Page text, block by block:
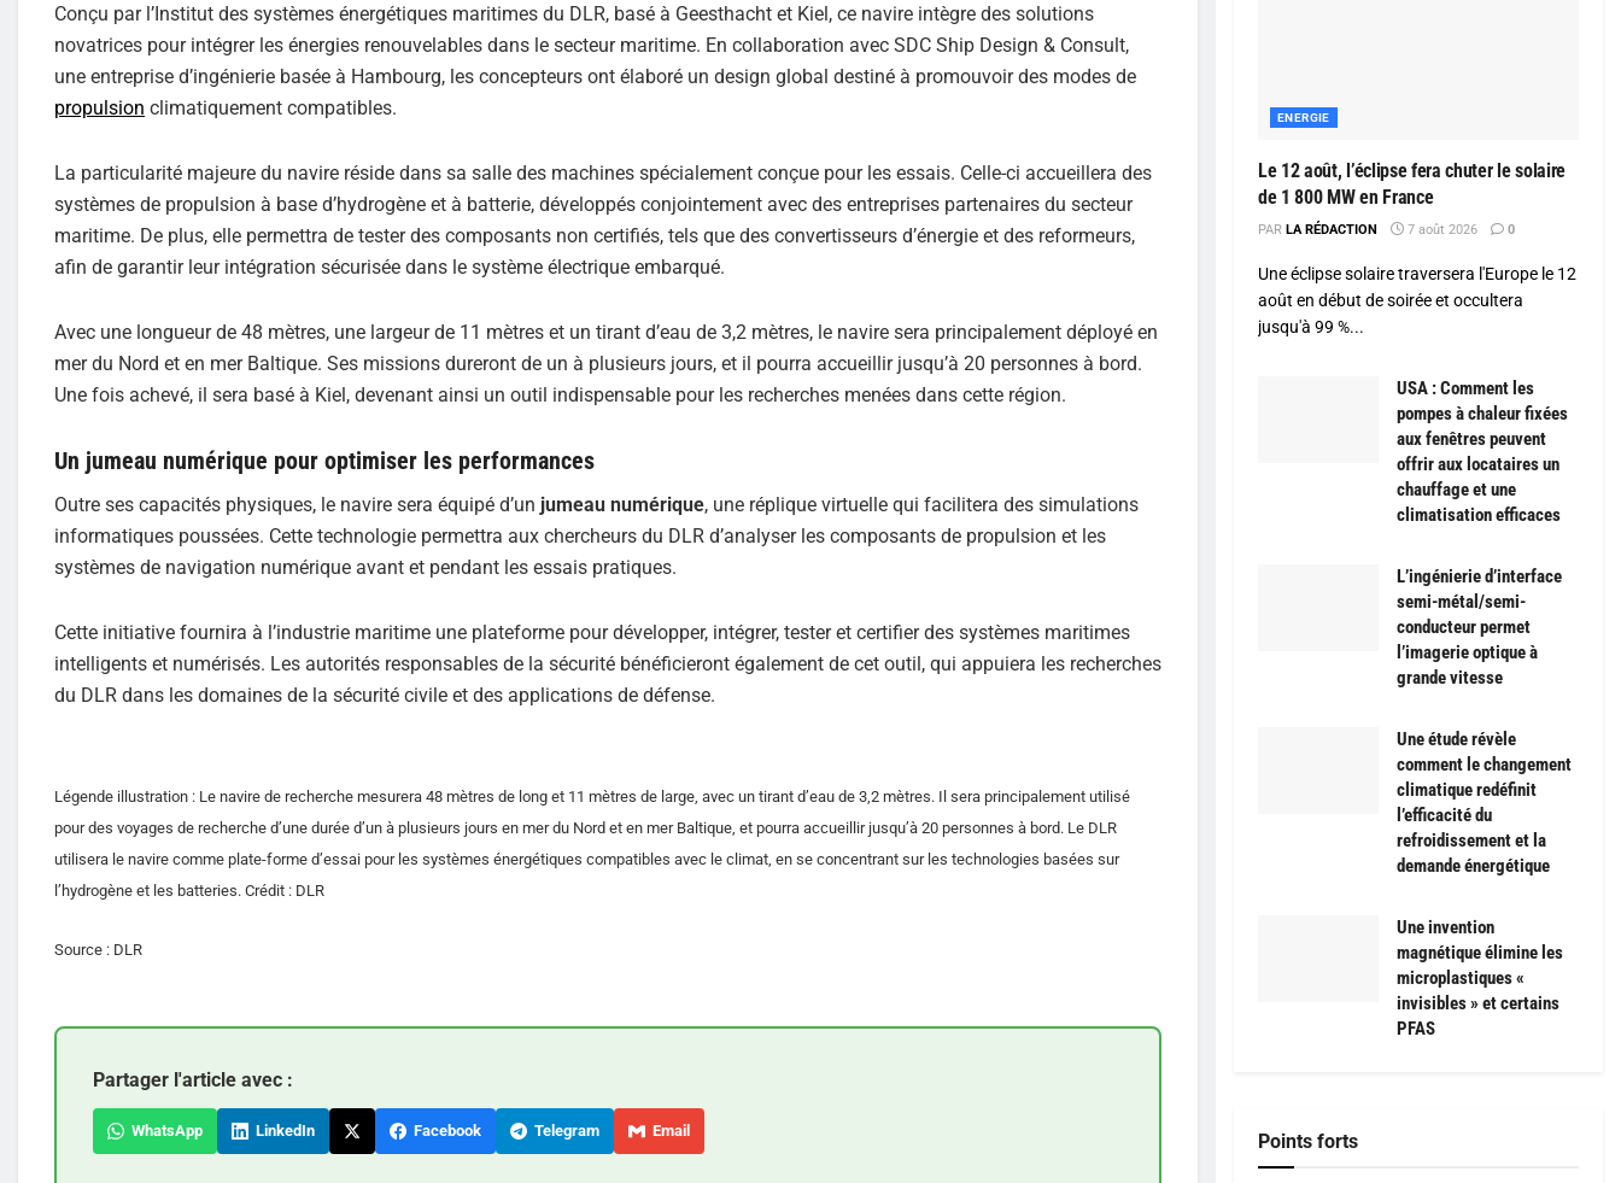
Conçu par l’Institut des systèmes énergétiques maritimes du DLR, basé à Geesthacht et Kiel, ce navire intègre des solutions
novatrices pour intégrer les énergies renouvelables dans le secteur maritime. En collaboration avec SDC Ship Design & Consult,
une entreprise d’ingénierie basée à Hambourg, les concepteurs ont élaboré un design global destiné à promouvoir des modes de
propulsion climatiquement compatibles.
La particularité majeure du navire réside dans sa salle des machines spécialement conçue pour les essais. Celle-ci accueillera des
systèmes de propulsion à base d’hydrogène et à batterie, développés conjointement avec des entreprises partenaires du secteur
maritime. De plus, elle permettra de tester des composants non certifiés, tels que des convertisseurs d’énergie et des reformeurs,
afin de garantir leur intégration sécurisée dans le système électrique embarqué.
Avec une longueur de 48 mètres, une largeur de 11 mètres et un tirant d’eau de 3,2 mètres, le navire sera principalement déployé en
mer du Nord et en mer Baltique. Ses missions dureront de un à plusieurs jours, et il pourra accueillir jusqu’à 20 personnes à bord.
Une fois achevé, il sera basé à Kiel, devenant ainsi un outil indispensable pour les recherches menées dans cette région.
Un jumeau numérique pour optimiser les performances
Outre ses capacités physiques, le navire sera équipé d’un jumeau numérique, une réplique virtuelle qui facilitera des simulations
informatiques poussées. Cette technologie permettra aux chercheurs du DLR d’analyser les composants de propulsion et les
systèmes de navigation numérique avant et pendant les essais pratiques.
Cette initiative fournira à l’industrie maritime une plateforme pour développer, intégrer, tester et certifier des systèmes maritimes
intelligents et numérisés. Les autorités responsables de la sécurité bénéficieront également de cet outil, qui appuiera les recherches
du DLR dans les domaines de la sécurité civile et des applications de défense.
Légende illustration : Le navire de recherche mesurera 48 mètres de long et 11 mètres de large, avec un tirant d’eau de 3,2 mètres. Il sera principalement utilisé
pour des voyages de recherche d’une durée d’un à plusieurs jours en mer du Nord et en mer Baltique, et pourra accueillir jusqu’à 20 personnes à bord. Le DLR
utilisera le navire comme plate-forme d’essai pour les systèmes énergétiques compatibles avec le climat, en se concentrant sur les technologies basées sur
l’hydrogène et les batteries. Crédit : DLR
Source : DLR
Partager l'article avec :
WhatsApp LinkedIn Facebook Telegram Email
ENERGIE
Le 12 août, l’éclipse fera chuter le solaire
de 1 800 MW en France
PAR LA RÉDACTION 7 août 2026 0
Une éclipse solaire traversera l'Europe le 12
août en début de soirée et occultera
jusqu'à 99 %...
USA : Comment les
pompes à chaleur fixées
aux fenêtres peuvent
offrir aux locataires un
chauffage et une
climatisation efficaces
L’ingénierie d’interface
semi-métal/semi-
conducteur permet
l’imagerie optique à
grande vitesse
Une étude révèle
comment le changement
climatique redéfinit
l’efficacité du
refroidissement et la
demande énergétique
Une invention
magnétique élimine les
microplastiques «
invisibles » et certains
PFAS
Points forts